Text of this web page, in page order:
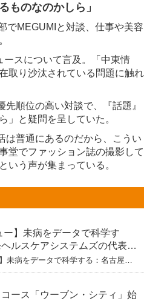
ものなのかしら」
でMEGUMIと対談、仕事や美容
スについて言及。「中東情
取り沙汰されている問題に触れ
順位の高い対談で、『話題』
」と疑問を呈していた。
は普通にあるのだから、こうい
堂でファッション誌の撮影して
いう声が集まっている。
ー】未病をデータで科学す
ルスケアシステムズの代表取
陽介 【下】「人生80年の暇つ
理系ニートが挑むヘルスケア
未病をデータで科学する：名古屋大
ムズの代表取締役社長・瀧本陽介
化と海外戦略
ース「ウーブン・シティ」始